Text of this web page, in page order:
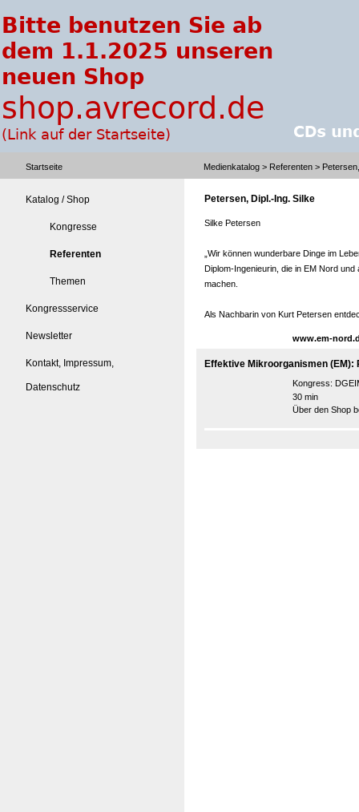
Startseite Medienkatalog > Referenten >
Katalog / Shop
Kongresse
Referenten
Themen
Kongressservice
Newsletter
Kontakt, Impressum,
Datenschutz
Petersen, Dipl.-Ing. Silke
Silke Petersen
„Wir können wunderbare Dinge im
Diplom-Ingenieurin, die in EM Nord
machen.
Als Nachbarin von Kurt Petersen
www.em-
Effektive Mikroorganismen (EM):
Kongress:
30 min
Über den Shop